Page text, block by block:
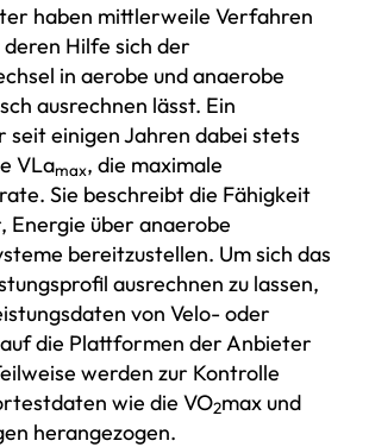
haben mittlerweile Verfahren
Hilfe sich der
in aerobe und anaerobe
ausrechnen lässt. Ein
seit einigen Jahren dabei stets
VLamax, die maximale
Sie beschreibt die Fähigkeit
Energie über anaerobe
bereitzustellen. Um sich das
ausrechnen zu lassen,
von Velo- oder
die Plattformen der Anbieter
werden zur Kontrolle
wie die VO2max und
herangezogen.